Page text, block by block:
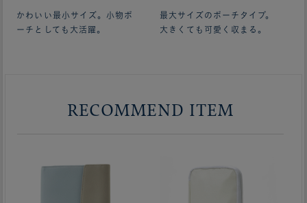
かわいい最小サイズ。小物ポ
ーチとしても大活躍。
最大サイズのポーチタイプ。
大きくても可愛く収まる。
RECOMMEND ITEM